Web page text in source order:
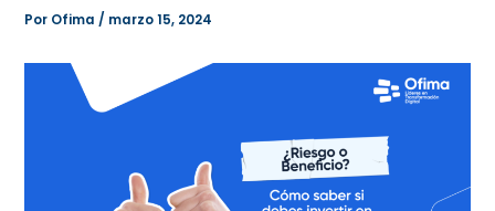
Por Ofima/ marzo 15, 2024